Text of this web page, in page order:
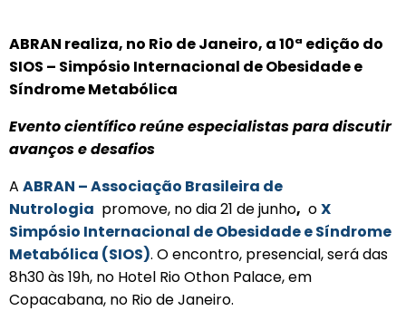
ABRAN realiza, no Rio de Janeiro, a 10ª edição do
SIOS – Simpósio Internacional de Obesidade e
Síndrome Metabólica
Evento científico reúne especialistas para discutir
avanços e desafios
A ABRAN – Associação Brasileira de
Nutrologia promove, no dia 21 de junho, oX
Simpósio Internacional de Obesidade e Síndrome
Metabólica (SIOS). O encontro, presencial, será das
8h30 às 19h, no Hotel Rio Othon Palace, em
Copacabana, no Rio de Janeiro.